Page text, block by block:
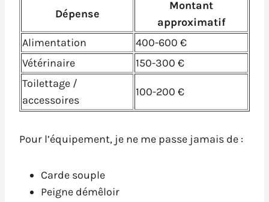
Dépense
Montant
approximatif
Alimentation
400-600 €
Vétérinaire
150-300 €
Toilettage /
accessoires
100-200 €
Pour l’équipement, je ne me passe jamais de :
Carde souple
Peigne démêloir